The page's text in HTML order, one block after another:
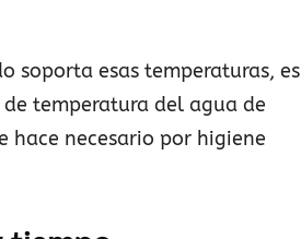
soporta esas temperaturas, es
temperatura del agua de
hace necesario por higiene